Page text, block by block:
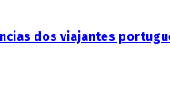
dos viajantes